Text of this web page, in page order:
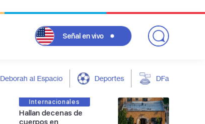
Señal en vivo
Deborah al Espacio Deportes DFarándula
Internacionales
Hallan decenas de
cuerpos en